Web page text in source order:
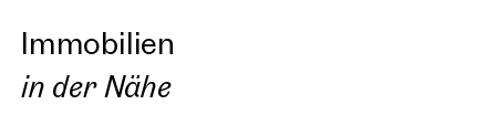
Immobilien
in der Nähe